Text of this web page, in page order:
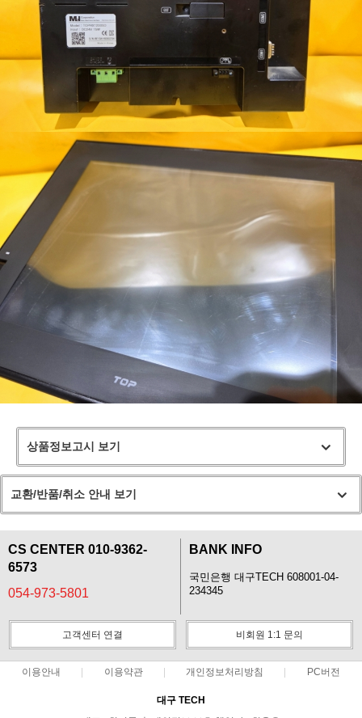
상품정보고시 보기
교환/반품/취소 안내 보기
CS CENTER 010-9362-
6573
054-973-5801
BANK INFO
국민은행 대구TECH 608001-04-
234345
고객센터 연결 비회원 1:1 문의
이용안내 이용약관 개인정보처리방침 PC버전
대구 TECH